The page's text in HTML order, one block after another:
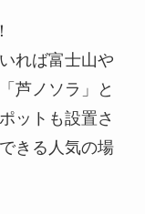
れば富士山や
芦ノソラ」と
ットも設置さ
きる人気の場